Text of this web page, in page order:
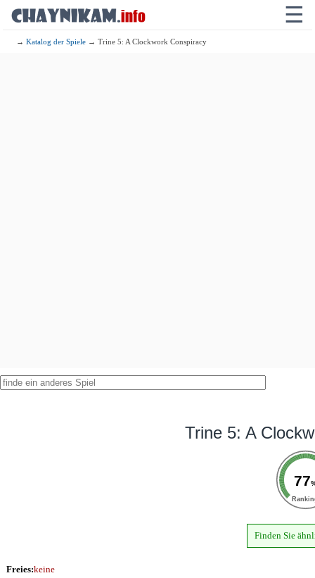
☰
→Katalog der Spiele → Trine 5: A Clockwork Conspiracy
Trine 5: A
77
Finden Sie
Freies:keine